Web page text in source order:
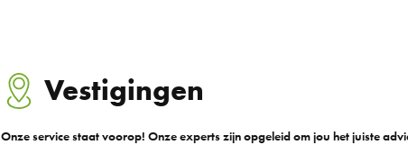
Vestigingen
Onze service staat voorop! Onze experts zijn opgeleid om jou het juiste